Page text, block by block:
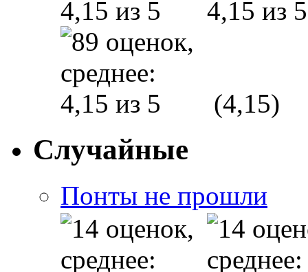
(4,15)
Случайные
Понты не прошли